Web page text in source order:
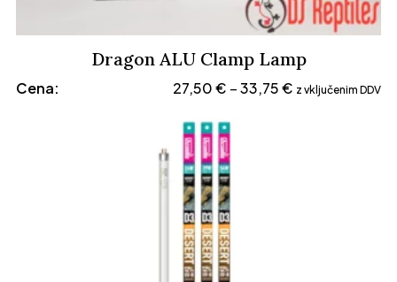
Dragon ALU Clamp Lamp
Cena: 27,50€ – 33,75€ Cenovni
z vključenim DDV